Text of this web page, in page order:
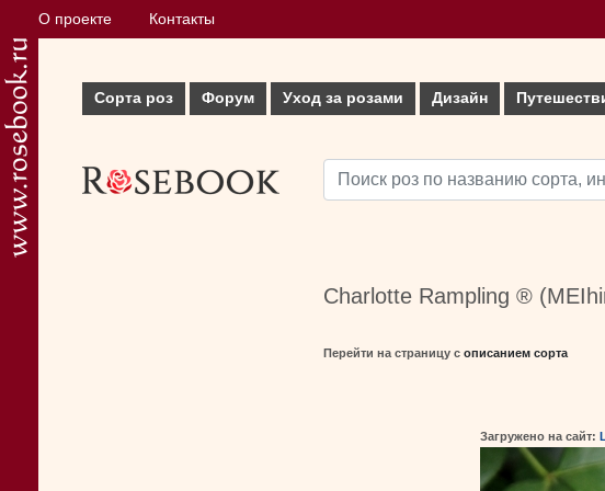
О проекте Контакты
Сорта роз Форум Уход за розами Дизайн
Charlotte Rampling ®
Перейти на страницу с описанием сорта
Загружено на сайт: